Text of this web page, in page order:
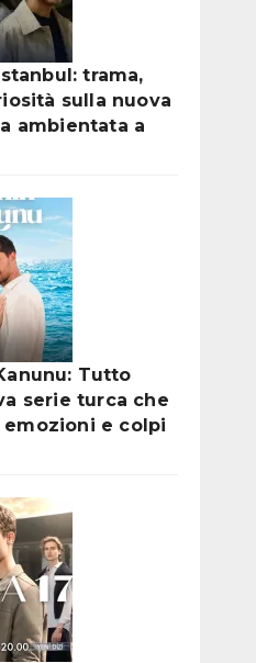
trama,
sulla nuova
ambientata a
Tutto
serie turca che
e colpi